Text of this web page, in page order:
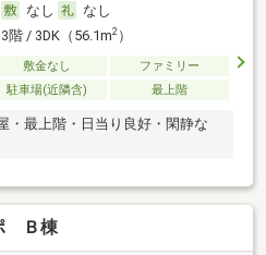
なし
なし
3階 / 3DK（56.1m2）
敷金なし
ファミリー
駐車場(近隣含) 最上階
・最上階・日当り良好・閑静な
Ｂ棟